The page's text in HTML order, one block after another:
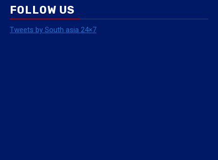
FOLLOW US
Tweets by South asia 24×7